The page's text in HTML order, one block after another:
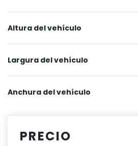
Altura del vehículo
Largura del vehículo
Anchura del vehículo
PRECIO